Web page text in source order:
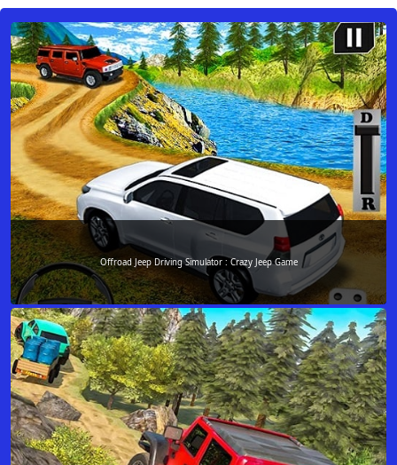
Offroad Jeep Driving Simulator : Crazy Jeep Game